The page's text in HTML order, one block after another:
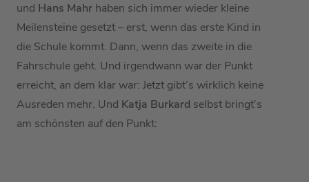
und Hans Mahr haben sich immer wieder kleine
Meilensteine gesetzt – erst, wenn das erste Kind in
die Schule kommt. Dann, wenn das zweite in die
Fahrschule geht. Und irgendwann war der Punkt
erreicht, an dem klar war: Jetzt gibt’s wirklich keine
Ausreden mehr. Und Katja Burkard selbst bringt’s
am schönsten auf den Punkt: